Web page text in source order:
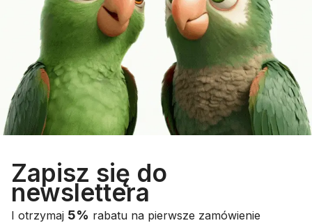
Zapisz się do
newslettera
I otrzymaj 5% rabatu na pierwsze zamówienie